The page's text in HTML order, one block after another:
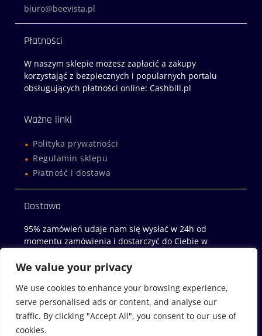
We value your privacy
We use cookies to enhance your browsing experience,
serve personalised ads or content, and analyse our
traffic. By clicking "Accept All", you consent to our use of
cookies.
biuro@beevista.pl
Płatności
W naszym sklepie możesz zapłacić a zakupy
korzystająć z bezpiecznych i popularnych portalu
obsługujących płatności online: Cashbill.pl
Ważne linki
Polityka prywatności
Regulamin sklepu
Płatność i dostawa
Dostawa
95% zamówień udaje nam się wysłać w 24h od
momentu zamówienia i dostarczyć do Ciebie w
Sklep z miodami
Miody-Wachock.pl